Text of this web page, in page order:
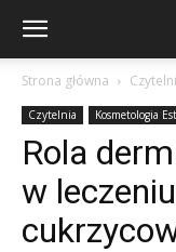
Strona główna
Czytelnia Kosmetologia
Rola
w